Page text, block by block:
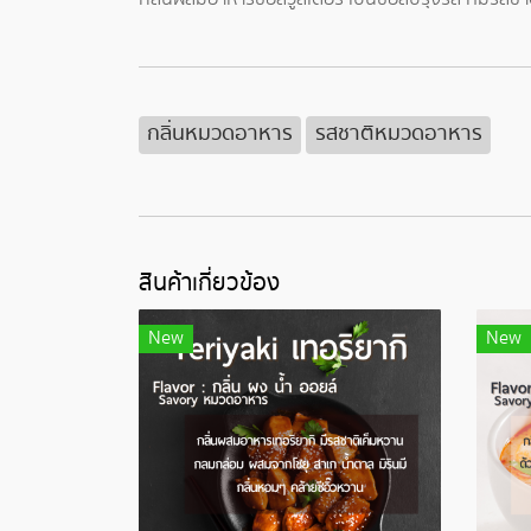
กลิ่นหมวดอาหาร รสชาติหมวดอาหาร
สินค้าเกี่ยวข้อง
New New